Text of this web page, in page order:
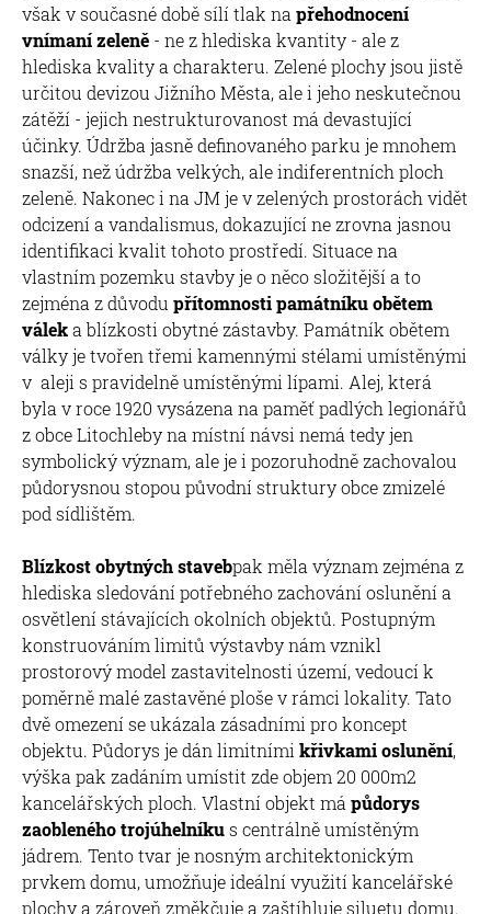
však v současné době sílí tlak na přehodnocení
vnímaní zeleně - ne z hlediska kvantity - ale z
hlediska kvality a charakteru. Zelené plochy jsou jistě
určitou devizou Jižního Města, ale i jeho neskutečnou
zátěží - jejich nestrukturovanost má devastující
účinky. Údržba jasně definovaného parku je mnohem
snazší, než údržba velkých, ale indiferentních ploch
zeleně. Nakonec i na JM je v zelených prostorách vidět
odcizení a vandalismus, dokazující ne zrovna jasnou
identifikaci kvalit tohoto prostředí. Situace na
vlastním pozemku stavby je o něco složitější a to
zejména z důvodu přítomnosti památníku obětem
váleka blízkosti obytné zástavby. Památník obětem
války je tvořen třemi kamennými stélami umístěnými
v aleji s pravidelně umístěnými lípami. Alej, která
byla v roce 1920 vysázena na paměť padlých legionářů
z obce Litochleby na místní návsi nemá tedy jen
symbolický význam, ale je i pozoruhodně zachovalou
půdorysnou stopou původní struktury obce zmizelé
pod sídlištěm.
Blízkost obytných stavebpak měla význam zejména z
hlediska sledování potřebného zachování oslunění a
osvětlení stávajících okolních objektů. Postupným
konstruováním limitů výstavby nám vznikl
prostorový model zastavitelnosti území, vedoucí k
poměrně malé zastavěné ploše v rámci lokality. Tato
dvě omezení se ukázala zásadními pro koncept
objektu. Půdorys je dán limitními křivkami oslunění,
výška pak zadáním umístit zde objem 20 000m2
kancelářských ploch. Vlastní objekt má půdorys
zaobleného trojúhelníkus centrálně umístěným
jádrem. Tento tvar je nosným architektonickým
prvkem domu, umožňuje ideální využití kancelářské
plochy a zároveň změkčuje a zaštíhluje siluetu domu.